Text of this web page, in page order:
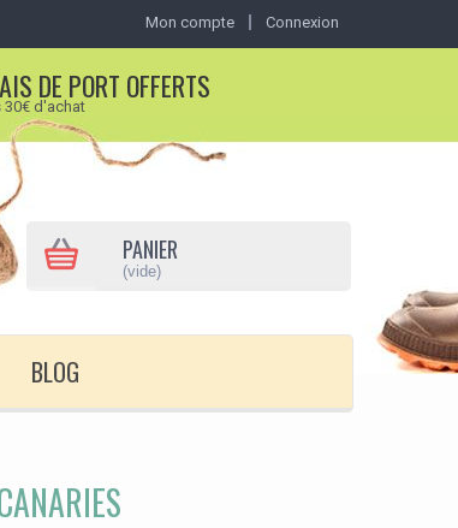
Mon compte Connexion
DE PORT OFFERTS
30€ d'achat
PANIER
(vide)
BLOG